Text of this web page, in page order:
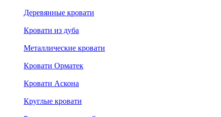
Деревянные кровати
Кровати из дуба
Металлические кровати
Кровати Орматек
Кровати Аскона
Круглые кровати